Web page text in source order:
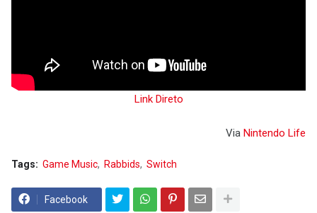
Link Direto
Via Nintendo Life
Tags: Game Music Rabbids Switch
Facebook